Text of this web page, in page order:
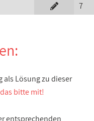
7
als Lösung zu dieser
bitte mit!
entsprechenden